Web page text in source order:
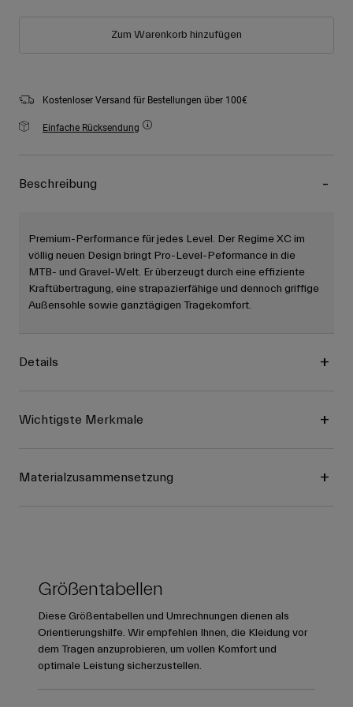
Zum Warenkorb hinzufügen
Kostenloser Versand für Bestellungen über 100€
Einfache Rücksendung
Beschreibung
Premium-Performance für jedes Level. Der Regime XC im
völlig neuen Design bringt Pro-Level-Peformance in die
MTB- und Gravel-Welt. Er überzeugt durch eine effiziente
Kraftübertragung, eine strapazierfähige und dennoch griffige
Außensohle sowie ganztägigen Tragekomfort.
Details
Wichtigste Merkmale
Materialzusammensetzung
Größentabellen
Diese Größentabellen und Umrechnungen dienen als
Orientierungshilfe. Wir empfehlen Ihnen, die Kleidung vor
dem Tragen anzuprobieren, um vollen Komfort und
optimale Leistung sicherzustellen.